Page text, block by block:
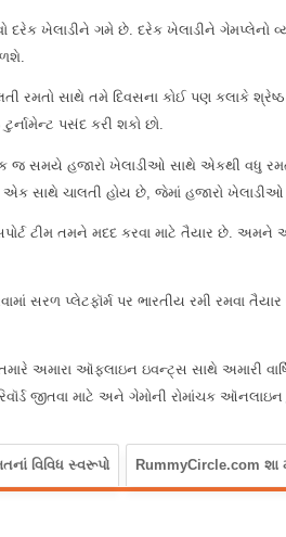
ખેલાડીને ગમે છે. દરેક ખેલાડીને
રમતો સાથે તમે દિવસના કોઈ પણ કલાકે
પસંદ કરી શકો છો.
જ સમયે હજારો ખેલાડીઓ સાથે એકથી વધુ
ચાલતી હોય છે, જેમાં હજારો ખેલાડીઓ
ટીમ તમને મદદ કરવા માટે તૈયાર છે.
સરળ પ્લેટફૉર્મ પર ભારતીય રમી રમવા
અમારા ઑફલાઇન ઇવન્ટ્સ સાથે અમારી
જીતવા માટે અને ગેમોની રોમાંચક
વિવિધ સ્વરૂપો RummyCircle.com શા